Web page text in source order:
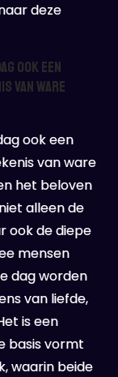
deze
ook een
van ware
ook een
van ware
het beloven
alleen de
ook de diepe
mensen
dag worden
van liefde,
is een
basis vormt
waarin beide